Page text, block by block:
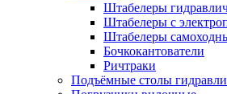
Штабелеры
Штабелеры с
Штабелеры
Бочкокантователи
Ричтраки
Подъёмные столы